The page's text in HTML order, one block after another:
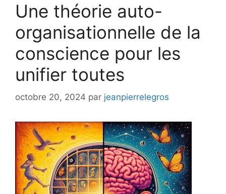
Une théorie auto-
organisationnelle de la
conscience pour les
unifier toutes
octobre 20, 2024 par jeanpierrelegros